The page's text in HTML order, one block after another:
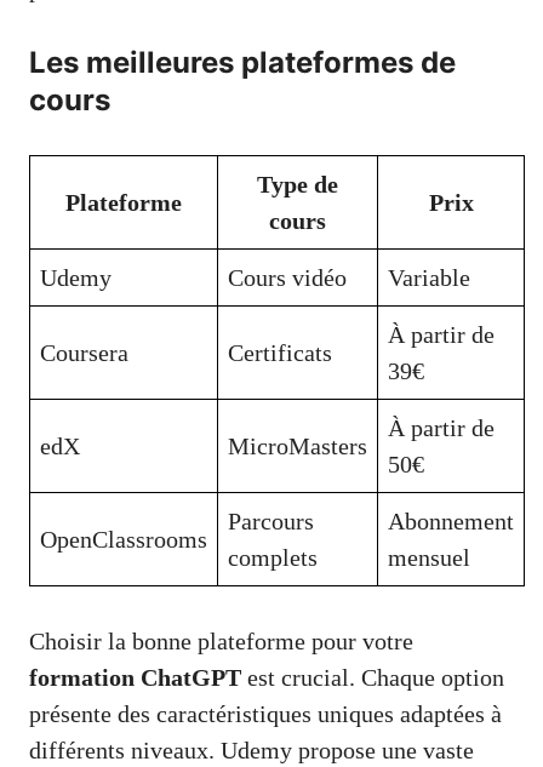
Les meilleures plateformes de
cours
Plateforme
Type de
cours
Prix
Udemy Cours vidéo Variable
Coursera Certificats
À partir de
39€
edX MicroMasters
À partir de
50€
OpenClassrooms
Parcours
complets
Abonnement
mensuel
Choisir la bonne plateforme pour votre
formation ChatGPT est crucial. Chaque option
présente des caractéristiques uniques adaptées à
différents niveaux. Udemy propose une vaste